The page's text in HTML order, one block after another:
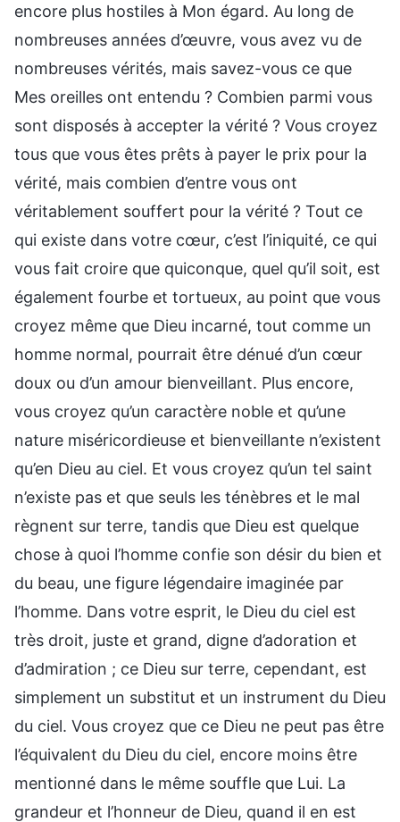
encore plus hostiles à Mon égard. Au long de
nombreuses années d’œuvre, vous avez vu de
nombreuses vérités, mais savez-vous ce que
Mes oreilles ont entendu ? Combien parmi vous
sont disposés à accepter la vérité ? Vous croyez
tous que vous êtes prêts à payer le prix pour la
vérité, mais combien d’entre vous ont
véritablement souffert pour la vérité ? Tout ce
qui existe dans votre cœur, c’est l’iniquité, ce qui
vous fait croire que quiconque, quel qu’il soit, est
également fourbe et tortueux, au point que vous
croyez même que Dieu incarné, tout comme un
homme normal, pourrait être dénué d’un cœur
doux ou d’un amour bienveillant. Plus encore,
vous croyez qu’un caractère noble et qu’une
nature miséricordieuse et bienveillante n’existent
qu’en Dieu au ciel. Et vous croyez qu’un tel saint
n’existe pas et que seuls les ténèbres et le mal
règnent sur terre, tandis que Dieu est quelque
chose à quoi l’homme confie son désir du bien et
du beau, une figure légendaire imaginée par
l’homme. Dans votre esprit, le Dieu du ciel est
très droit, juste et grand, digne d’adoration et
d’admiration ; ce Dieu sur terre, cependant, est
simplement un substitut et un instrument du Dieu
du ciel. Vous croyez que ce Dieu ne peut pas être
l’équivalent du Dieu du ciel, encore moins être
mentionné dans le même souffle que Lui. La
grandeur et l’honneur de Dieu, quand il en est